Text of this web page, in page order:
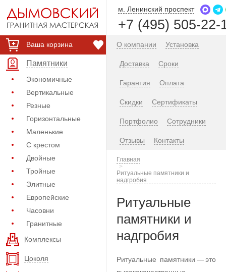
Ваша корзина
Памятники
Экономичные
Вертикальные
Резные
Горизонтальные
Маленькие
С крестом
Двойные
Тройные
Элитные
Европейские
Часовни
Гранитные
Комплексы
Цоколя
м. Ленинский проспект
+7 (495) 505-22-
О компании Установка
Доставка Сроки
Гарантия Оплата
Скидки Сертификаты
Портфолио Сотрудники
Отзывы Контакты
Главная
Ритуальные памятники и
надгробия
Ритуальные
памятники и
надгробия
Ритуальные памятники — это